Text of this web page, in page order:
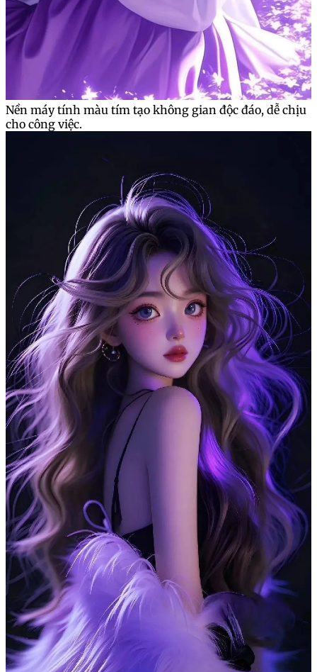
Nền máy tính màu tím tạo không gian độc đáo, dễ chịu
cho công việc.